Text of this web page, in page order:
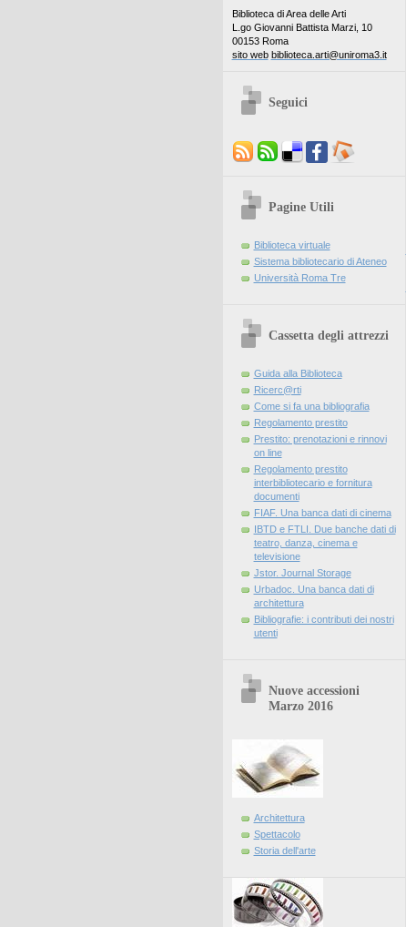
Biblioteca di Area delle Arti
L.go Giovanni Battista Marzi, 10
00153 Roma
sito web biblioteca.arti@uniroma3.it
Seguici
Pagine Utili
Biblioteca virtuale
Sistema bibliotecario di Ateneo
Università Roma Tre
Cassetta degli attrezzi
Guida alla Biblioteca
Ricerc@rti
Come si fa una bibliografia
Regolamento prestito
Prestito: prenotazioni e rinnovi
on line
Regolamento prestito
interbibliotecario e fornitura
documenti
FIAF. Una banca dati di cinema
IBTD e FTLI. Due banche dati di
teatro, danza, cinema e
televisione
Jstor. Journal Storage
Urbadoc. Una banca dati di
architettura
Bibliografie: i contributi dei nostri
utenti
Nuove accessioni
Marzo 2016
Architettura
Spettacolo
Storia dell'arte